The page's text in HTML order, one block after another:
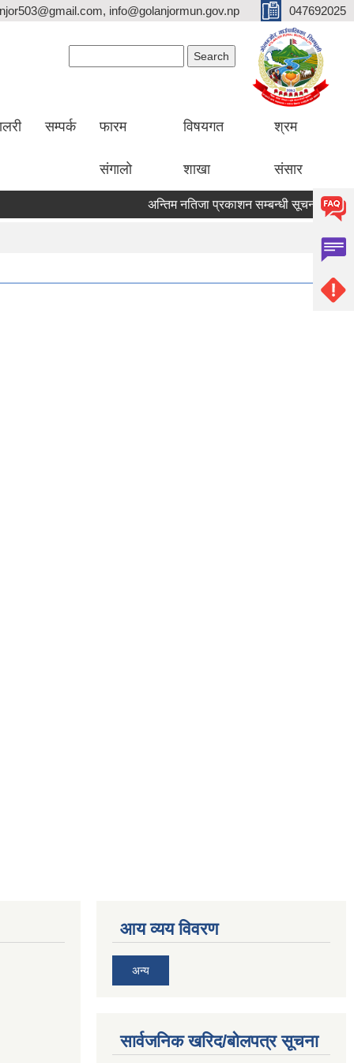
info@golanjormun.gov.np 047692025
सम्पर्क फारम
संगालो
विषयगत
शाखा
श्रम
संसार
अन्तिम नतिजा प्रकाशन सम्बन्धी सूचना
आय व्यय विवरण
अन्य
सार्वजनिक खरिद/बोलपत्र सूचना